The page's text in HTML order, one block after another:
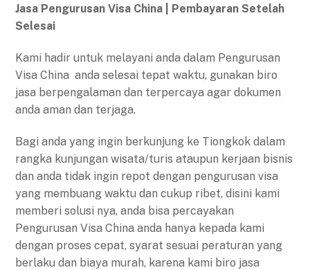
Jasa Pengurusan Visa China | Pembayaran Setelah
Selesai
Kami hadir untuk melayani anda dalam Pengurusan
Visa China anda selesai tepat waktu, gunakan biro
jasa berpengalaman dan terpercaya agar dokumen
anda aman dan terjaga.
Bagi anda yang ingin berkunjung ke Tiongkok dalam
rangka kunjungan wisata/turis ataupun kerjaan bisnis
dan anda tidak ingin repot dengan pengurusan visa
yang membuang waktu dan cukup ribet, disini kami
memberi solusi nya, anda bisa percayakan
Pengurusan Visa China anda hanya kepada kami
dengan proses cepat, syarat sesuai peraturan yang
berlaku dan biaya murah, karena kami biro jasa